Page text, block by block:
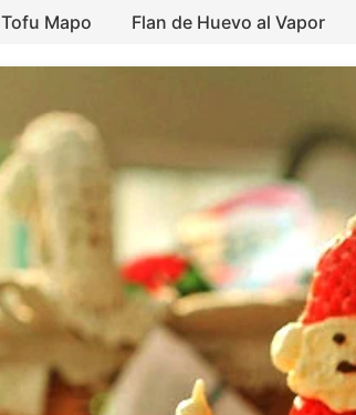
Tofu Mapo Flan de Huevo al Vapor